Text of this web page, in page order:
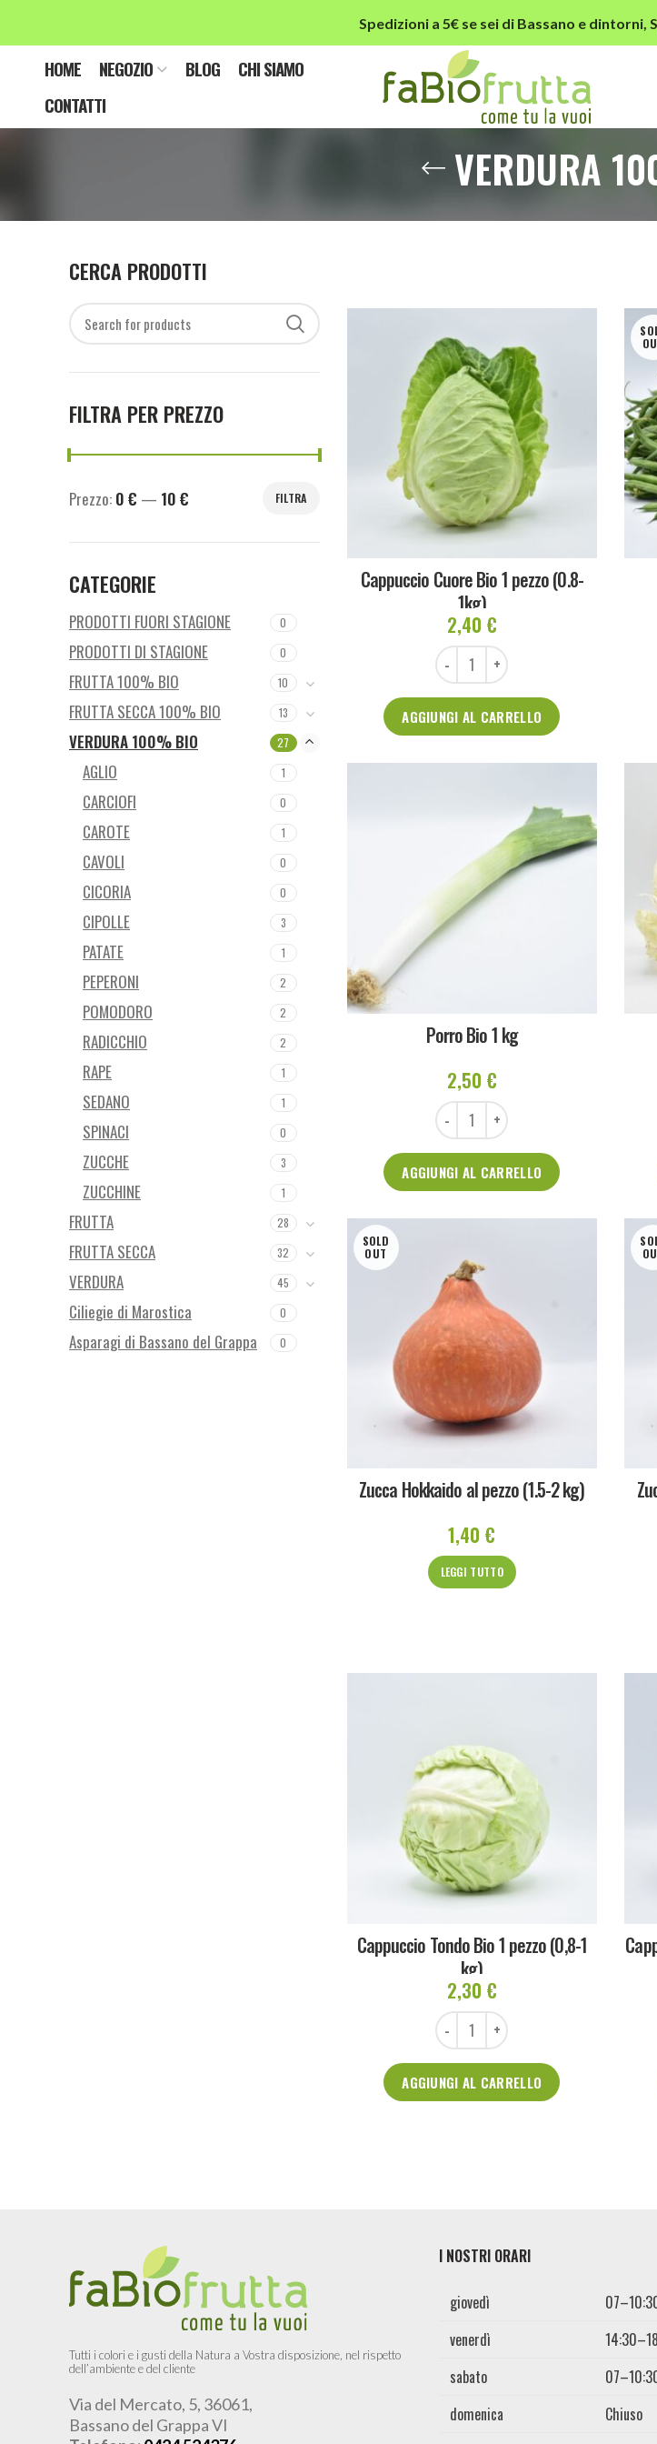
Spedizioni a 5€ se sei di Bassano e dintorni,
HOME NEGOZIO BLOG
CHI SIAMO
CONTATTI
VERDURA
CERCA PRODOTTI
FILTRA PER PREZZO
Prezzo
Prezzo
FILTRA
Prezzo: 0 € — 10 €
CATEGORIE
PRODOTTI FUORI STAGIONE 0
PRODOTTI DI STAGIONE 0
FRUTTA 100% BIO 10
FRUTTA SECCA 100% BIO 13
VERDURA 100% BIO 27
AGLIO 1
CARCIOFI 0
CAROTE 1
CAVOLI 0
CICORIA 0
CIPOLLE 3
PATATE 1
PEPERONI 2
POMODORO 2
RADICCHIO 2
RAPE 1
SEDANO 1
SPINACI 0
ZUCCHE 3
ZUCCHINE 1
FRUTTA 28
FRUTTA SECCA 32
VERDURA 45
Ciliegie di Marostica 0
Asparagi di Bassano del Grappa 0
Cappuccio Cuore Bio 1 pezzo (0.8-
1kg)
2,40 €
Cappuccio Cuore Bio 1 pezzo (0.8-1kg) quantità
AGGIUNGI AL CARRELLO
Porro Bio 1 kg
2,50 €
Porro Bio 1 kg quantità
AGGIUNGI AL CARRELLO
SOLD
OUT
Zucca Hokkaido al pezzo (1.5-2 kg)
1,40 €
LEGGI TUTTO
Cappuccio Tondo Bio 1 pezzo (0,8-1
kg)
2,30 €
Cappuccio Tondo Bio 1 pezzo (0,8-1 kg) quantità
AGGIUNGI AL CARRELLO
Tutti i colori e i gusti della Natura a Vostra disposizione, nel rispetto
dell’ambiente e del cliente
Via del Mercato, 5, 36061,
Bassano del Grappa VI
I NOSTRI ORARI
giovedì
venerdì
sabato
domenica
Chiuso